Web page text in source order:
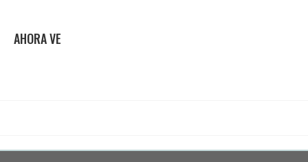
AHORA VE